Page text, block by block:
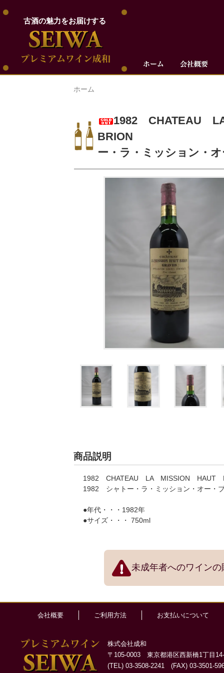
古酒の魅力をお届けする
ホーム
1982 CHATEAU
ー・ラ・ミッション
商品説明
1982 CHATEAU LA MISSION HAUT
1982 シャトー・ラ・ミッション・
●年代・・・1982年
●サイズ・・・ 750ml
未成年者へのワイン
会社概要 ご利用方法 お支払いについて
株式会社成和
〒105-0003 東京都港区西新橋1丁目
(TEL) 03-3508-2241 (FAX) 03-3501-